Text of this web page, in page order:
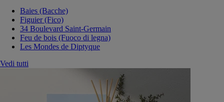
Baies (Bacche)
Figuier (Fico)
34 Boulevard Saint-Germain
Feu de bois (Fuoco di legna)
Les Mondes de Diptyque
Vedi tutti